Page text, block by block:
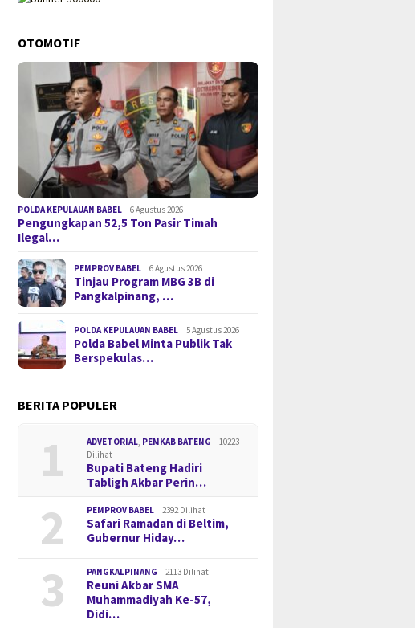
OTOMOTIF
POLDA KEPULAUAN BABEL 6 Agustus 2026
Pengungkapan 52,5 Ton Pasir Timah
Ilegal…
PEMPROV BABEL 6 Agustus 2026
Tinjau Program MBG 3B di
Pangkalpinang, …
POLDA KEPULAUAN BABEL 5 Agustus 2026
Polda Babel Minta Publik Tak
Berspekulas…
BERITA POPULER
1 ADVETORIAL, PEMKAB BATENG
10223
Dilihat
Bupati Bateng Hadiri
Tabligh Akbar Perin…
2 PEMPROV BABEL 2392 Dilihat
Safari Ramadan di Beltim,
Gubernur Hiday…
3 PANGKALPINANG 2113 Dilihat
Reuni Akbar SMA
Muhammadiyah Ke-57,
Didi…